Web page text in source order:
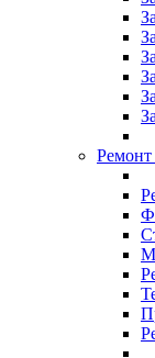
Ремонт